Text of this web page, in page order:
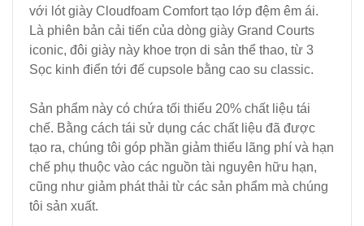
với lót giày Cloudfoam Comfort tạo lớp đệm êm ái.
Là phiên bản cải tiến của dòng giày Grand Courts
iconic, đôi giày này khoe trọn di sản thể thao, từ 3
Sọc kinh điển tới đế cupsole bằng cao su classic.
Sản phẩm này có chứa tối thiểu 20% chất liệu tái
chế. Bằng cách tái sử dụng các chất liệu đã được
tạo ra, chúng tôi góp phần giảm thiểu lãng phí và hạn
chế phụ thuộc vào các nguồn tài nguyên hữu hạn,
cũng như giảm phát thải từ các sản phẩm mà chúng
tôi sản xuất.